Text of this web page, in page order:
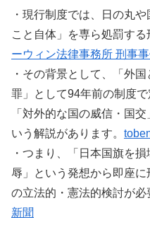
・現行制度では、日の丸
こと自体」を専ら処罰する
ーウィン法律事務所 刑事
・その背景として、「外
罪」として94年前の制度
「対外的な国の威信・国
いう解説があります。
・つまり、「日本国旗を
辱」という発想から即座
の立法的・憲法的検討が必
新聞